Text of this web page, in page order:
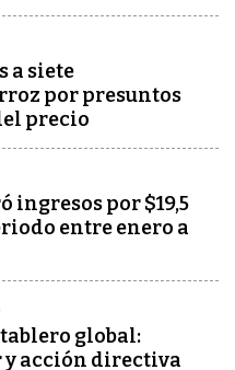
a siete
por presuntos
precio
ingresos por $19,5
entre enero a
tablero global:
acción directiva